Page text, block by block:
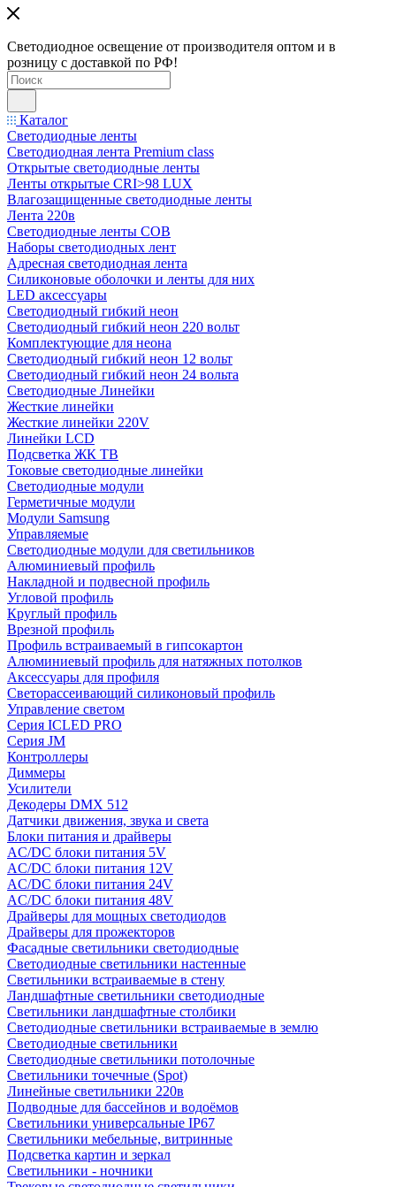
Светодиодное освещение от производителя оптом и в
розницу с доставкой по РФ!
Каталог
Светодиодные ленты
Светодиодная лента Premium class
Открытые светодиодные ленты
Ленты открытые CRI>98 LUX
Влагозащищенные светодиодные ленты
Лента 220в
Светодиодные ленты COB
Наборы светодиодных лент
Адресная светодиодная лента
Силиконовые оболочки и ленты для них
LED аксессуары
Светодиодный гибкий неон
Светодиодный гибкий неон 220 вольт
Комплектующие для неона
Светодиодный гибкий неон 12 вольт
Светодиодный гибкий неон 24 вольта
Светодиодные Линейки
Жесткие линейки
Жесткие линейки 220V
Линейки LCD
Подсветка ЖК ТВ
Токовые светодиодные линейки
Светодиодные модули
Герметичные модули
Модули Samsung
Управляемые
Светодиодные модули для светильников
Алюминиевый профиль
Накладной и подвесной профиль
Угловой профиль
Круглый профиль
Врезной профиль
Профиль встраиваемый в гипсокартон
Алюминиевый профиль для натяжных потолков
Аксессуары для профиля
Светорассеивающий силиконовый профиль
Управление светом
Серия ICLED PRO
Серия JM
Контроллеры
Диммеры
Усилители
Декодеры DMX 512
Датчики движения, звука и света
Блоки питания и драйверы
AC/DC блоки питания 5V
AC/DC блоки питания 12V
AC/DC блоки питания 24V
AC/DC блоки питания 48V
Драйверы для мощных светодиодов
Драйверы для прожекторов
Фасадные светильники светодиодные
Светодиодные светильники настенные
Светильники встраиваемые в стену
Ландшафтные светильники светодиодные
Светильники ландшафтные столбики
Светодиодные светильники встраиваемые в землю
Светодиодные светильники
Светодиодные светильники потолочные
Светильники точечные (Spot)
Линейные светильники 220в
Подводные для бассейнов и водоёмов
Светильники универсальные IP67
Светильники мебельные, витринные
Подсветка картин и зеркал
Светильники - ночники